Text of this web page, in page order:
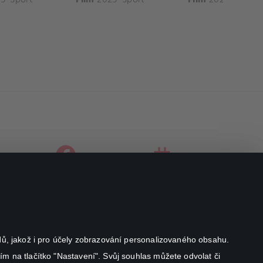
jakož i pro účely zobrazování personalizovaného obsahu.
na tlačítko "Nastavení". Svůj souhlas můžete odvolat či
facebookinstagram